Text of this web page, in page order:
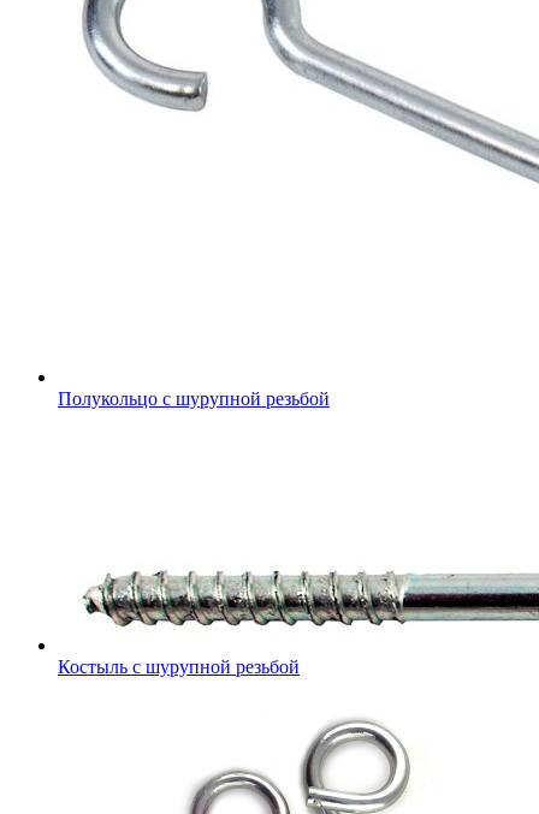
Полукольцо с шурупной резьбой
Костыль с шурупной резьбой